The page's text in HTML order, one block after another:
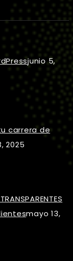
junio 5,
carrera de
2025
mayo 13,